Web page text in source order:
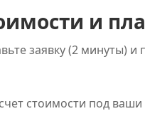
и
заявку (2 минуты) и
стоимости под ваши